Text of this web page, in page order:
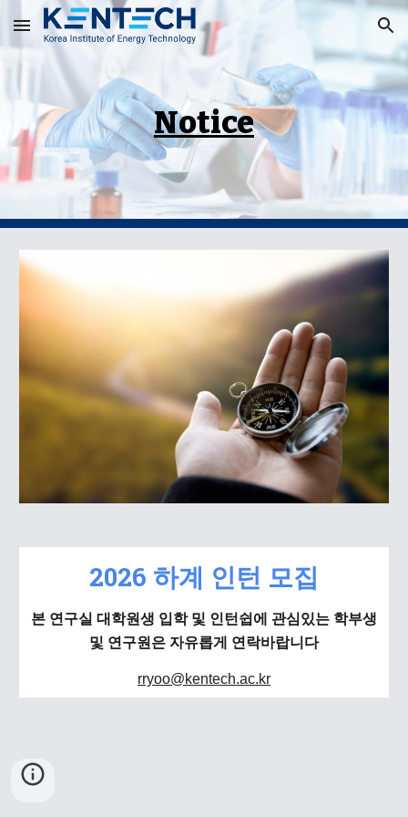
Skip to main content Skip to navigation
Notice
2026 하계 인턴 모집
본 연구실 대학원생 입학 및 인턴쉽에 관심있는 학부생
및 연구원은 자유롭게 연락바랍니다
rryoo@kentech.ac.kr